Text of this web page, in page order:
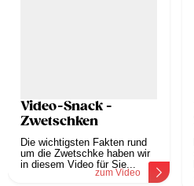
Video-Snack -
Zwetschken
Die wichtigsten Fakten rund
um die Zwetschke haben wir
in diesem Video für Sie...
zum Video